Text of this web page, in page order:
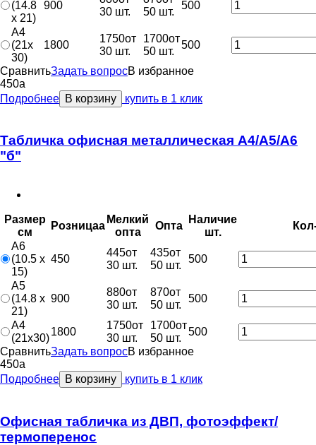
(14.8
x 21)
900
30 шт.
50 шт.
500
A4
(21x
30)
1800
1750от
30 шт.
1700от
50 шт.
500
СравнитьЗадать вопросВ избранное
450a
Подробнее В корзину купить в 1 клик
Табличка офисная металлическая А4/А5/А6
"б"
Размер
см
Розницаa
Мелкий
оптa
Оптa
Наличие
шт.
A6
(10.5 x
15)
450
445от
30 шт.
435от
50 шт.
500
A5
(14.8 x
21)
900
880от
30 шт.
870от
50 шт.
500
A4
(21x30)
1800
1750от
30 шт.
1700от
50 шт.
500
СравнитьЗадать вопросВ избранное
450a
Подробнее В корзину купить в 1 клик
Офисная табличка из ДВП, фотоэффект/
термоперенос